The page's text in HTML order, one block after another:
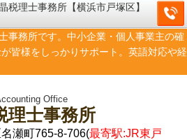
事務所です。中小企業・個人事業主の確
皆様をしっかりサポート。英語対応や経
Office
理士事務所
瀬町765-8-706(最寄駅:JR東戸